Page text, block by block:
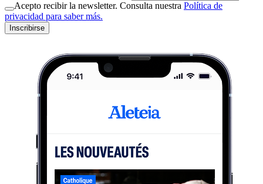
Acepto recibir la newsletter. Consulta nuestra Política de
privacidad para saber más.
Inscribirse